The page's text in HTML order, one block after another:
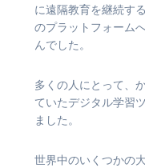
に遠隔教育を継続す
のプラットフォーム
んでした。
多くの人にとって、
ていたデジタル学習
ました。
世界中のいくつかの